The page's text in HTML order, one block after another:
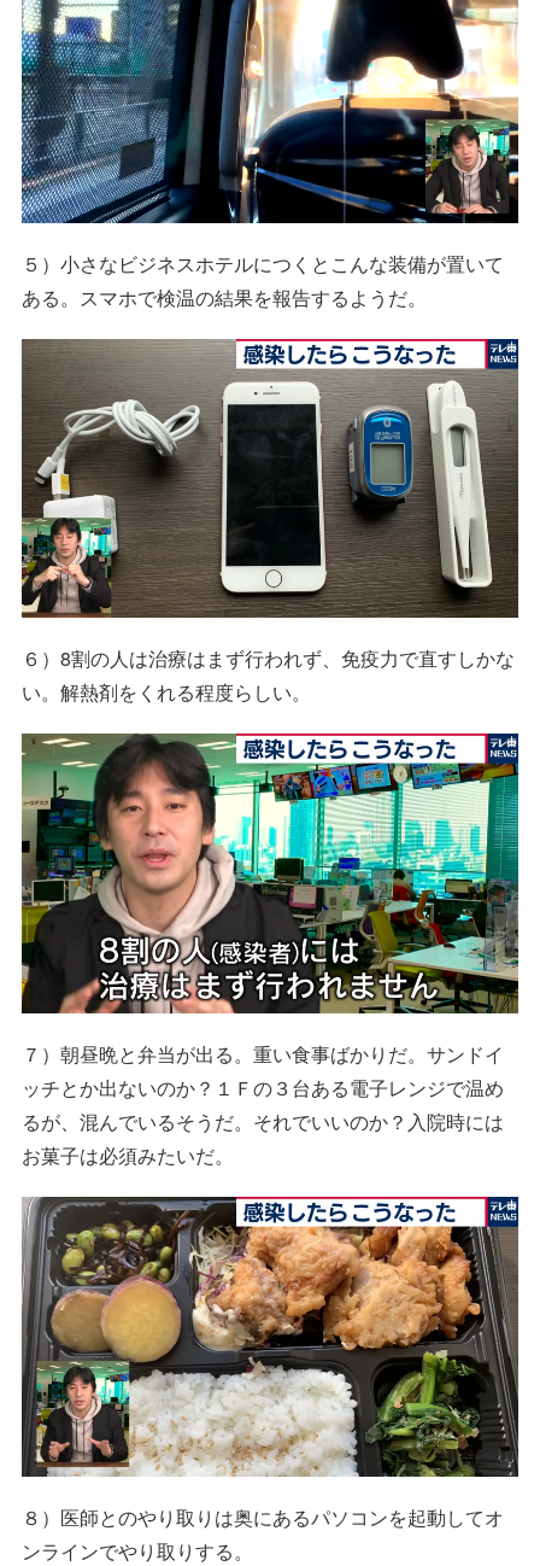
５）小さなビジネスホテルにつくとこんな装備が置いて
ある。スマホで検温の結果を報告するようだ。
６）8割の人は治療はまず行われず、免疫力で直すしかな
い。解熱剤をくれる程度らしい。
７）朝昼晩と弁当が出る。重い食事ばかりだ。サンドイ
ッチとか出ないのか？１Ｆの３台ある電子レンジで温め
るが、混んでいるそうだ。それでいいのか？入院時には
お菓子は必須みたいだ。
８）医師とのやり取りは奥にあるパソコンを起動してオ
ンラインでやり取りする。